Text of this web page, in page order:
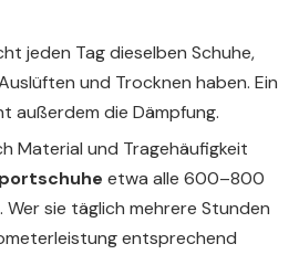
jeden Tag dieselben Schuhe,
und Trocknen haben. Ein
außerdem die Dämpfung.
Material und Tragehäufigkeit
etwa alle 600–800
sie täglich mehrere Stunden
entsprechend